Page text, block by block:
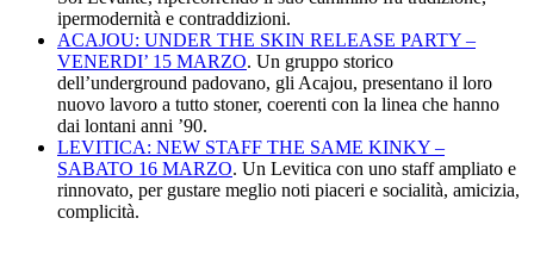
ipermodernità e contraddizioni.
ACAJOU: UNDER THE SKIN RELEASE PARTY –
VENERDI’ 15 MARZO. Un gruppo storico
dell’underground padovano, gli Acajou, presentano il loro
nuovo lavoro a tutto stoner, coerenti con la linea che hanno
dai lontani anni ’90.
LEVITICA: NEW STAFF THE SAME KINKY –
SABATO 16 MARZO. Un Levitica con uno staff ampliato e
rinnovato, per gustare meglio noti piaceri e socialità, amicizia,
complicità.